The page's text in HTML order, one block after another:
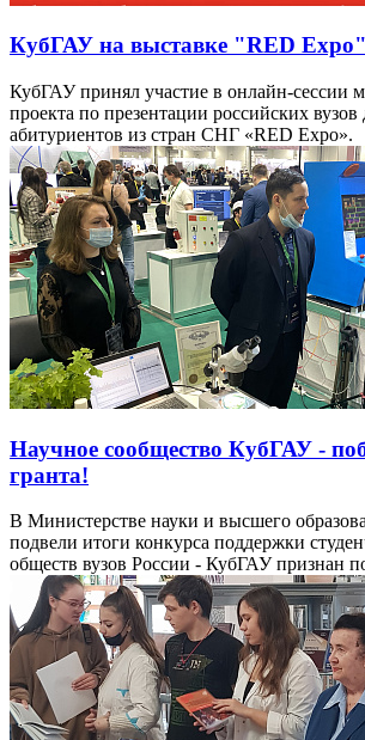
КубГАУ на выставке "RED Expo"
КубГАУ принял участие в онлайн-сессии
проекта по презентации российских
абитуриентов из стран СНГ «RED Expo».
Научное сообщество КубГАУ -
гранта!
В Министерстве науки и высшего
подвели итоги конкурса поддержки
обществ вузов России - КубГАУ признан